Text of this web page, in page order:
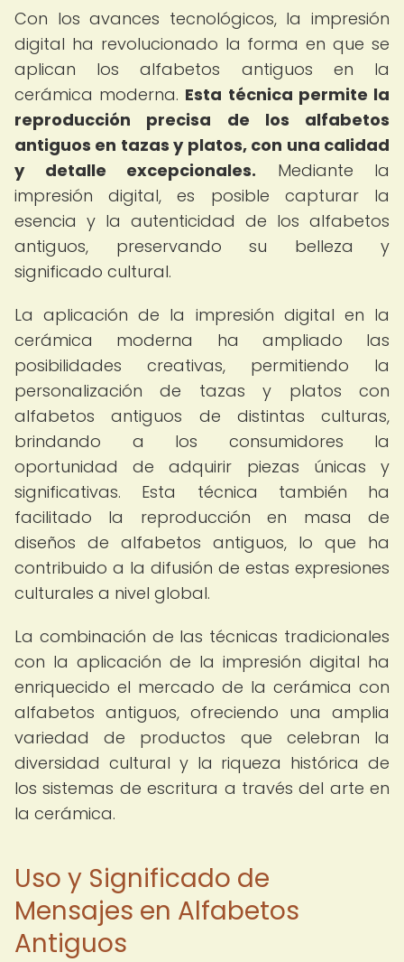
Con los avances tecnológicos, la impresión
digital ha revolucionado la forma en que se
aplican los alfabetos antiguos en la
cerámica moderna. Esta técnica permite la
reproducción precisa de los alfabetos
antiguos en tazas y platos, con una calidad
y detalle excepcionales. Mediante la
impresión digital, es posible capturar la
esencia y la autenticidad de los alfabetos
antiguos, preservando su belleza y
significado cultural.
La aplicación de la impresión digital en la
cerámica moderna ha ampliado las
posibilidades creativas, permitiendo la
personalización de tazas y platos con
alfabetos antiguos de distintas culturas,
brindando a los consumidores la
oportunidad de adquirir piezas únicas y
significativas. Esta técnica también ha
facilitado la reproducción en masa de
diseños de alfabetos antiguos, lo que ha
contribuido a la difusión de estas expresiones
culturales a nivel global.
La combinación de las técnicas tradicionales
con la aplicación de la impresión digital ha
enriquecido el mercado de la cerámica con
alfabetos antiguos, ofreciendo una amplia
variedad de productos que celebran la
diversidad cultural y la riqueza histórica de
los sistemas de escritura a través del arte en
la cerámica.
Uso y Significado de
Mensajes en Alfabetos
Antiguos